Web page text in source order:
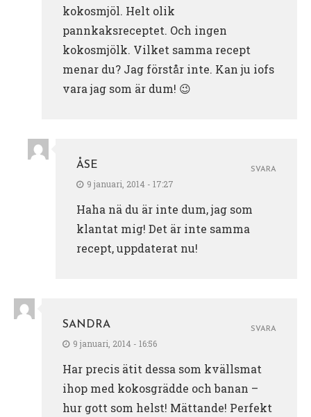
kokosmjöl. Helt olik
pannkaksreceptet. Och ingen
kokosmjölk. Vilket samma recept
menar du? Jag förstår inte. Kan ju iofs
vara jag som är dum! 😉
ÅSE
9 januari, 2014 - 17:27
Haha nä du är inte dum, jag som
klantat mig! Det är inte samma
recept, uppdaterat nu!
SVARA
SANDRA
9 januari, 2014 - 16:56
Har precis ätit dessa som kvällsmat
ihop med kokosgrädde och banan –
hur gott som helst! Mättande! Perfekt
SVARA